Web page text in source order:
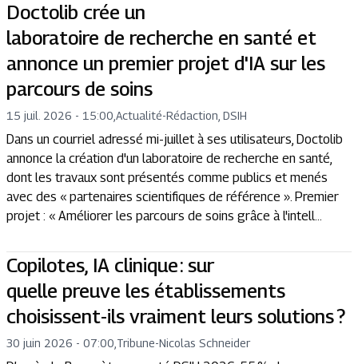
Doctolib crée un
laboratoire de recherche en santé et
annonce un premier projet d'IA sur les
parcours de soins
15 juil. 2026 - 15:00 Actualité-Rédaction, DSIH
Dans un courriel adressé mi-juillet à ses utilisateurs, Doctolib
annonce la création d'un laboratoire de recherche en santé,
dont les travaux sont présentés comme publics et menés
avec des « partenaires scientifiques de référence ». Premier
projet : « Améliorer les parcours de soins grâce à l'intell...
Copilotes, IA clinique : sur
quelle preuve les établissements
choisissent-ils vraiment leurs solutions ?
30 juin 2026 - 07:00 Tribune-Nicolas Schneider